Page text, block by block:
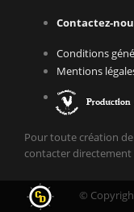
Contactez-
Conditions
Mentions
Pour toute création
contacter
©